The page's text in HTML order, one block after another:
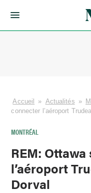
Accueil » Actualités »
connecter l’aéroport
MONTRÉAL
REM:
l’aéroport
Dorval